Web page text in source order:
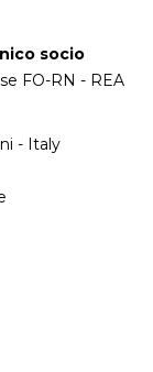
socio
FO-RN - REA
- Italy